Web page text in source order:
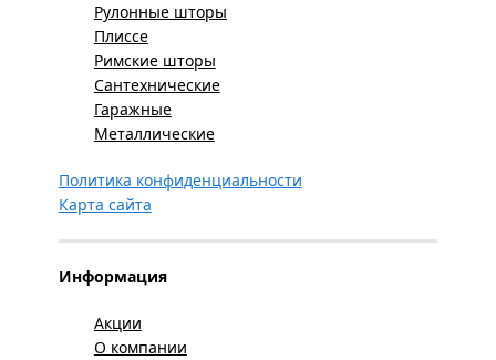
Рулонные шторы
Плиссе
Римские шторы
Сантехнические
Гаражные
Металлические
Политика конфиденциальности
Карта сайта
Информация
Акции
О компании